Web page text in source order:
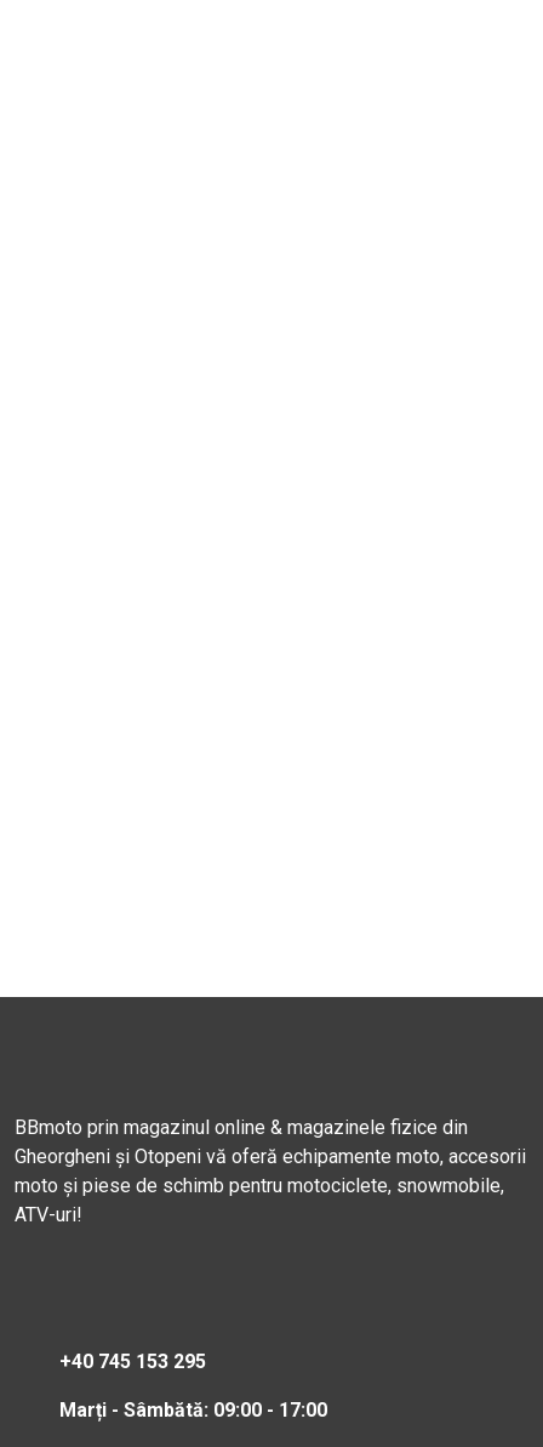
BBmoto prin magazinul online & magazinele fizice din
Gheorgheni și Otopeni vă oferă echipamente moto, accesorii
moto și piese de schimb pentru motociclete, snowmobile,
ATV-uri!
+40 745 153 295
Marți - Sâmbătă: 09:00 - 17:00